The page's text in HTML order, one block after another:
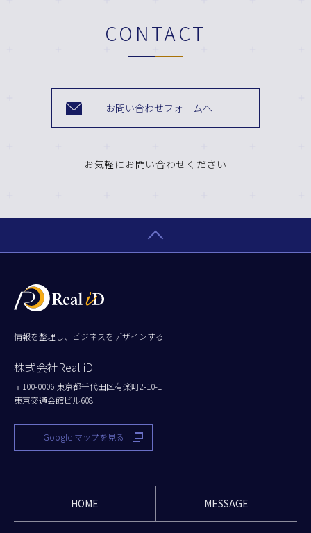
CONTACT
お問い合わせフォームへ
お気軽にお問い合わせください
情報を整理し、ビジネスをデザインする
株式会社Real iD
〒100-0006 東京都千代田区有楽町2-10-1
東京交通会館ビル608
Google マップを見る
HOME MESSAGE